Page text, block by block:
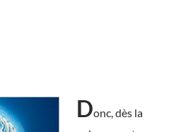
Donc, dès la